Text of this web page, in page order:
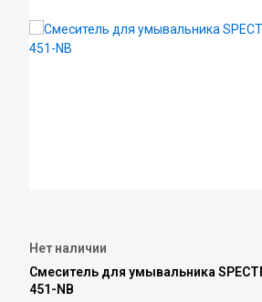
Нет наличии
Смеситель для умывальника
451-NB